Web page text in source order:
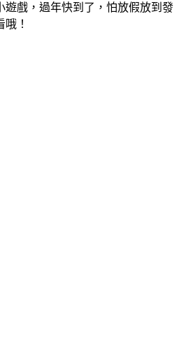
遊戲，過年快到了，怕放假放到發
！